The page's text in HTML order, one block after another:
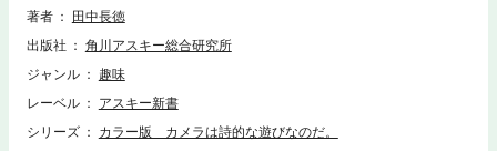
著者
田中長徳
出版社
角川アスキー総合研究所
ジャンル
趣味
レーベル
アスキー新書
シリーズ
カラー版 カメラは詩的な遊びなのだ。